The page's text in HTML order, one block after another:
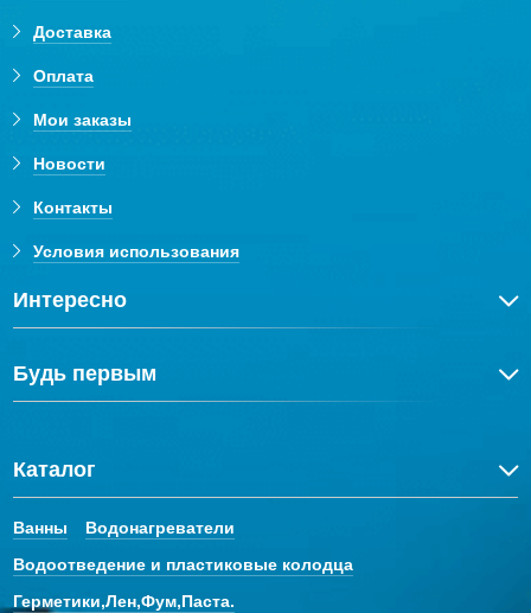
Доставка
Оплата
Мои заказы
Новости
Контакты
Условия использования
Интересно
Будь первым
Каталог
Ванны
Водонагреватели
Водоотведение и пластиковые колодца
Герметики,Лен,Фум,Паста.